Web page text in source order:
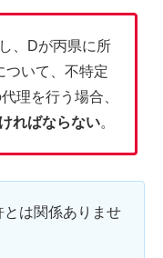
し、Dが丙県に所
ついて、不特定
理を行う場合、
ればならない。
は関係ありませ